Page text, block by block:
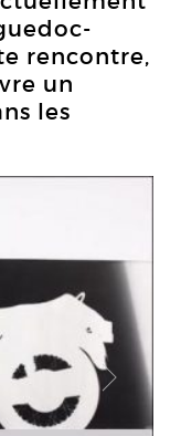
rencontre,
un
les